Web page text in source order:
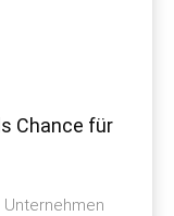
Chance für
Unternehmen